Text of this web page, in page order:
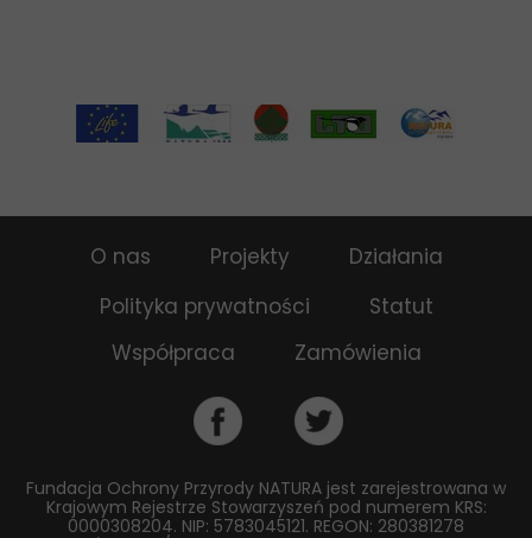
Współpraca Zamówienia
Polityka prywatności Statut
O nas Projekty Działania
Fundacja Ochrony Przyrody NATURA jest zarejestrowana w
Krajowym Rejestrze Stowarzyszeń pod numerem KRS:
0000308204. NIP: 5783045121. REGON: 280381278